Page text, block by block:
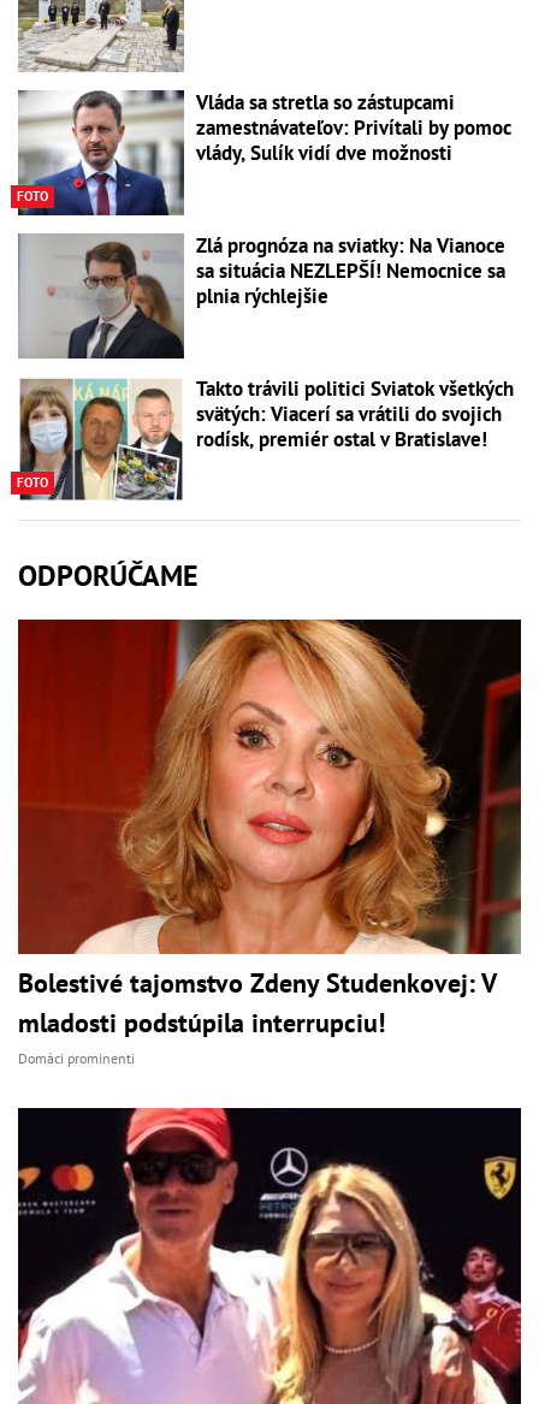
FOTO
Vláda sa stretla so zástupcami
zamestnávateľov: Privítali by pomoc
vlády, Sulík vidí dve možnosti
Zlá prognóza na sviatky: Na Vianoce
sa situácia NEZLEPŠÍ! Nemocnice sa
plnia rýchlejšie
FOTO
Takto trávili politici Sviatok všetkých
svätých: Viacerí sa vrátili do svojich
rodísk, premiér ostal v Bratislave!
ODPORÚČAME
Bolestivé tajomstvo Zdeny Studenkovej: V
mladosti podstúpila interrupciu!
Domáci prominenti